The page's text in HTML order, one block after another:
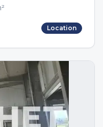
Location